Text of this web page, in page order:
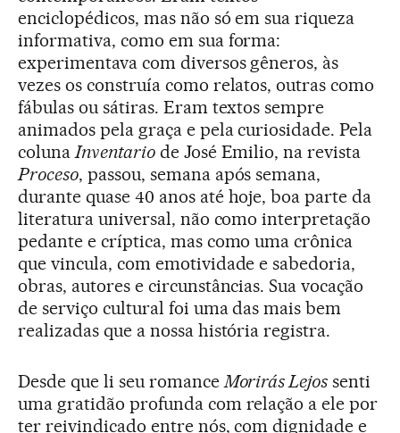
enciclopédicos, mas não só em sua riqueza
informativa, como em sua forma:
experimentava com diversos gêneros, às
vezes os construía como relatos, outras como
fábulas ou sátiras. Eram textos sempre
animados pela graça e pela curiosidade. Pela
colunaInventariode José Emilio, na revista
Proceso, passou, semana após semana,
durante quase 40 anos até hoje, boa parte da
literatura universal, não como interpretação
pedante e críptica, mas como uma crônica
que vincula, com emotividade e sabedoria,
obras, autores e circunstâncias. Sua vocação
de serviço cultural foi uma das mais bem
realizadas que a nossa história registra.
Desde que li seu romanceMorirás Lejos senti
uma gratidão profunda com relação a ele por
ter reivindicado entre nós, com dignidade e